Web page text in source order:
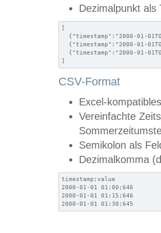
Dezimalpunkt als
[
{"timestamp":"2000-01-
{"timestamp":"2000-01-
{"timestamp":"2000-01-
]
CSV-Format
Excel-
Vereinfachte
Semikolon als
Dezimalkomma
timestamp;value
2000-01-01 01:00;646
2000-01-01 01:15;646
2000-01-01 01:30;645